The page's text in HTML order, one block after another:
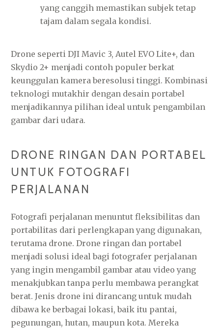
yang canggih memastikan subjek tetap
tajam dalam segala kondisi.
Drone seperti DJI Mavic 3, Autel EVO Lite+, dan
Skydio 2+ menjadi contoh populer berkat
keunggulan kamera beresolusi tinggi. Kombinasi
teknologi mutakhir dengan desain portabel
menjadikannya pilihan ideal untuk pengambilan
gambar dari udara.
DRONE RINGAN DAN PORTABEL
UNTUK FOTOGRAFI
PERJALANAN
Fotografi perjalanan menuntut fleksibilitas dan
portabilitas dari perlengkapan yang digunakan,
terutama drone. Drone ringan dan portabel
menjadi solusi ideal bagi fotografer perjalanan
yang ingin mengambil gambar atau video yang
menakjubkan tanpa perlu membawa perangkat
berat. Jenis drone ini dirancang untuk mudah
dibawa ke berbagai lokasi, baik itu pantai,
pegunungan, hutan, maupun kota. Mereka